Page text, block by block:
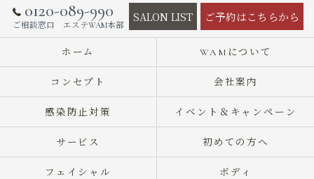
0120-089-990
ご相談窓口 エステWAM本部
SALON LIST ご予約はこちらから
ホーム WAMについて
コンセプト 会社案内
感染防止対策 イベント＆キャンペーン
サービス 初めての方へ
フェイシャル ボディ